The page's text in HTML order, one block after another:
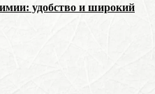
удобство и широкий